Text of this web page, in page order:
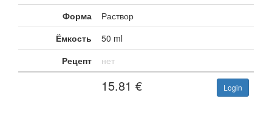
Форма
Раствор
Ёмкость
50 ml
Рецепт
нет
15.81 € Login